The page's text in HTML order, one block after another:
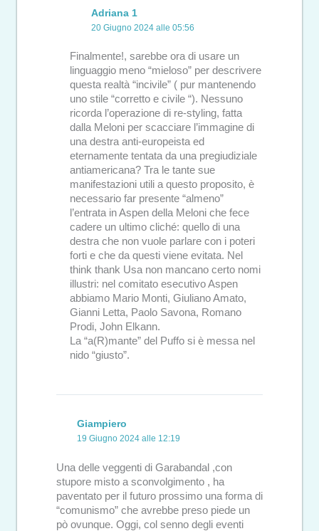
Adriana 1
20 Giugno 2024 alle 05:56
Finalmente!, sarebbe ora di usare un
linguaggio meno “mieloso” per descrivere
questa realtà “incivile” ( pur mantenendo
uno stile “corretto e civile “). Nessuno
ricorda l’operazione di re-styling, fatta
dalla Meloni per scacciare l’immagine di
una destra anti-europeista ed
eternamente tentata da una pregiudiziale
antiamericana? Tra le tante sue
manifestazioni utili a questo proposito, è
necessario far presente “almeno”
l’entrata in Aspen della Meloni che fece
cadere un ultimo cliché: quello di una
destra che non vuole parlare con i poteri
forti e che da questi viene evitata. Nel
think thank Usa non mancano certo nomi
illustri: nel comitato esecutivo Aspen
abbiamo Mario Monti, Giuliano Amato,
Gianni Letta, Paolo Savona, Romano
Prodi, John Elkann.
La “a(R)mante” del Puffo si è messa nel
nido “giusto”.
Giampiero
19 Giugno 2024 alle 12:19
Una delle veggenti di Garabandal ,con
stupore misto a sconvolgimento , ha
paventato per il futuro prossimo una forma di
“comunismo” che avrebbe preso piede un
pò ovunque. Oggi, col senno degli eventi